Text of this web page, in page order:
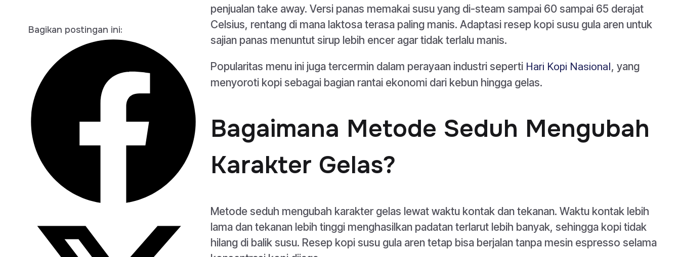
Bagikan postingan ini:
penjualan take away. Versi panas memakai susu yang di-steam sampai 60 sampai 65 derajat
Celsius, rentang di mana laktosa terasa paling manis. Adaptasi resep kopi susu gula aren untuk
sajian panas menuntut sirup lebih encer agar tidak terlalu manis.
Popularitas menu ini juga tercermin dalam perayaan industri seperti Hari Kopi Nasional, yang
menyoroti kopi sebagai bagian rantai ekonomi dari kebun hingga gelas.
Bagaimana Metode Seduh Mengubah
Karakter Gelas?
Metode seduh mengubah karakter gelas lewat waktu kontak dan tekanan. Waktu kontak lebih
lama dan tekanan lebih tinggi menghasilkan padatan terlarut lebih banyak, sehingga kopi tidak
hilang di balik susu. Resep kopi susu gula aren tetap bisa berjalan tanpa mesin espresso selama